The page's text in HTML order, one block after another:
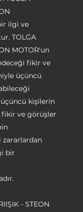
ilgi ve
TOLGA
MOTOR'un
fikir ve
üçüncü
kişilerin
fikir ve görüşler
zararlardan
bir
- STEON